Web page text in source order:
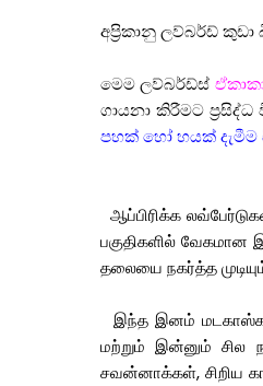
අප්‍රිකානු ලව්බර්ඩ්
මෙම ලව්බර්ඩ්ස්
ගායනා කිරීමට
පහක් හෝ හයක් දැමීම
ஆப்பிரிக்க
பகுதிகளில் வேகமான
தலையை நகர்த்த
இந்த இனம் மடகாஸ்கர்
மற்றும் இன்னும் சில
சவன்னாக்கள், சிறிய